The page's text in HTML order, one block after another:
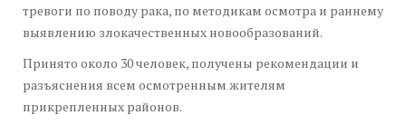
тревоги по поводу рака, по методикам осмотра и раннему
выявлению злокачественных новообразований.
Принято около 30 человек, получены рекомендации и
разъяснения всем осмотренным жителям
прикрепленных районов.